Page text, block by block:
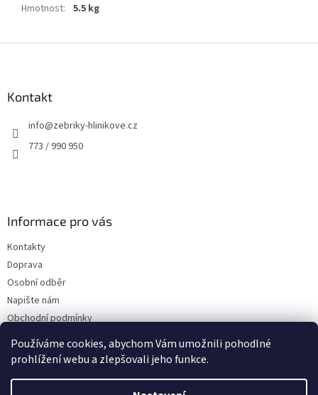
Používáme cookies, abychom Vám umožnili pohodlné
prohlížení webu a zlepšovali jeho funkce.
Hmotnost: 5.5 kg
Kontakt
info@zebriky-hlinikove.cz
773 / 990 950
Informace pro vás
Kontakty
Doprava
Osobní odběr
Napište nám
Obchodní podmínky
Podmínky ochrany osobních údajů